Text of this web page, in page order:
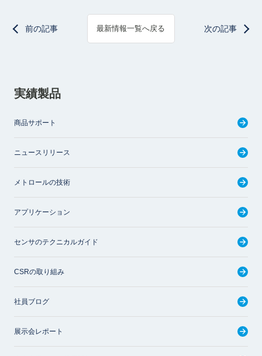
前の記事 最新情報一覧へ戻る 次の記事
実績製品
商品サポート
ニュースリリース
メトロールの技術
アプリケーション
センサのテクニカルガイド
CSRの取り組み
社員ブログ
展示会レポート